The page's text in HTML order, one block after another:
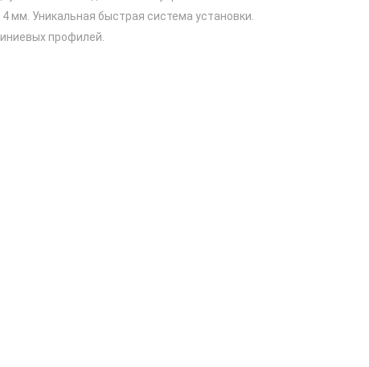
мм. Уникальная быстрая система установки.
профилей.